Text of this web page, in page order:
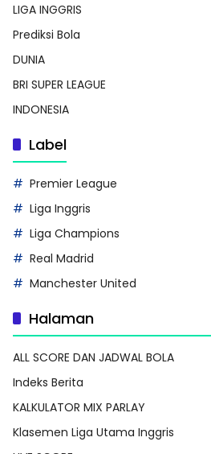
LIGA INGGRIS
Prediksi Bola
DUNIA
BRI SUPER LEAGUE
INDONESIA
Label
Premier League
Liga Inggris
Liga Champions
Real Madrid
Manchester United
Halaman
ALL SCORE DAN JADWAL BOLA
Indeks Berita
KALKULATOR MIX PARLAY
Klasemen Liga Utama Inggris